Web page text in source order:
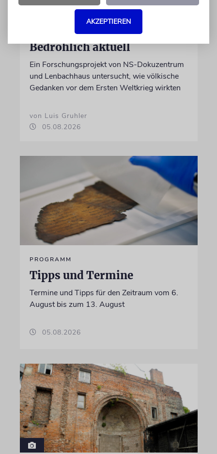
GESCHICHTE
Bedrohlich aktuell
Ein Forschungsprojekt von NS-Dokuzentrum
und Lenbachhaus untersucht, wie völkische
Gedanken vor dem Ersten Weltkrieg wirkten
von Luis Gruhler
05.08.2026
PROGRAMM
Tipps und Termine
Termine und Tipps für den Zeitraum vom 6.
August bis zum 13. August
05.08.2026
AKZEPTIEREN